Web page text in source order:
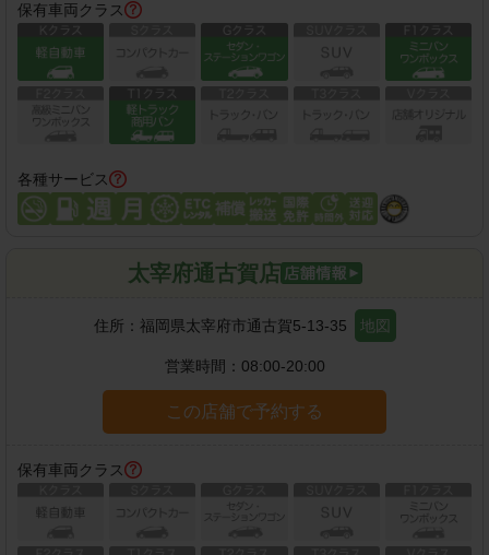
保有車両クラス
各種サービス
太宰府通古賀店
住所： 福岡県太宰府市通古賀5-13-35 地図
営業時間： 08:00-20:00
この店舗で予約する
保有車両クラス